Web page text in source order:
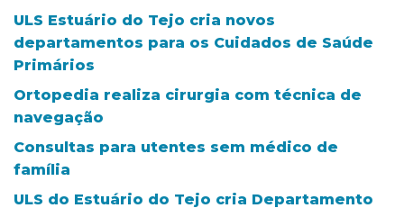
ULS Estuário do Tejo cria novos
departamentos para os Cuidados de Saúde
Primários
Ortopedia realiza cirurgia com técnica de
navegação
Consultas para utentes sem médico de
família
ULS do Estuário do Tejo cria Departamento